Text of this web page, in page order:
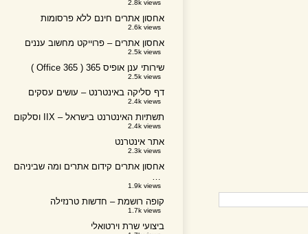
2.8k views
אחסון אתרים חינם ללא פרסומות
2.6k views
אחסון אתרים – פרוייקט מחשוב עננים
2.5k views
שירותי ענן אופיס 365 ( Office 365 )
2.5k views
דף סליקה באינטרנט – עושים עסקים
2.4k views
תשתיות האינטרנט בישראל – IIX וסלקום
2.4k views
אתר אינטרנט
2.3k views
אחסון אתרים קידום אתרים ומה שביניהם
1.9k views
קופה רושמת – חדשות טרנזילה
1.7k views
ביצועי שרת וירטואלי